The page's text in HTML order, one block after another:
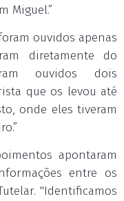
Miguel.”
ouvidos apenas
diretamente do
ouvidos dois
que os levou até
onde eles tiveram
apontaram
entre os
"Identificamos